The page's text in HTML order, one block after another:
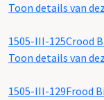
Toon details van
1505-III-125Crood
Toon details van
1505-III-129Frood